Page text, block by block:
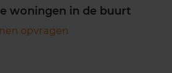
woningen in de buurt
opvragen